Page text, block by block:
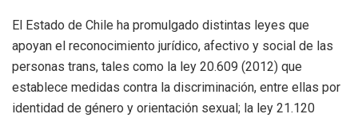
El Estado de Chile ha promulgado distintas leyes que
apoyan el reconocimiento jurídico, afectivo y social de las
personas trans, tales como la ley 20.609 (2012) que
establece medidas contra la discriminación, entre ellas por
identidad de género y orientación sexual; la ley 21.120